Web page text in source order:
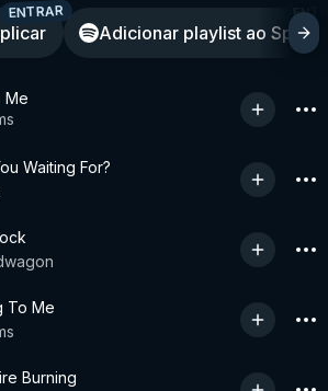
ENTRAR
Adicionar playlist ao
Me
Waiting For?
To Me
Burning